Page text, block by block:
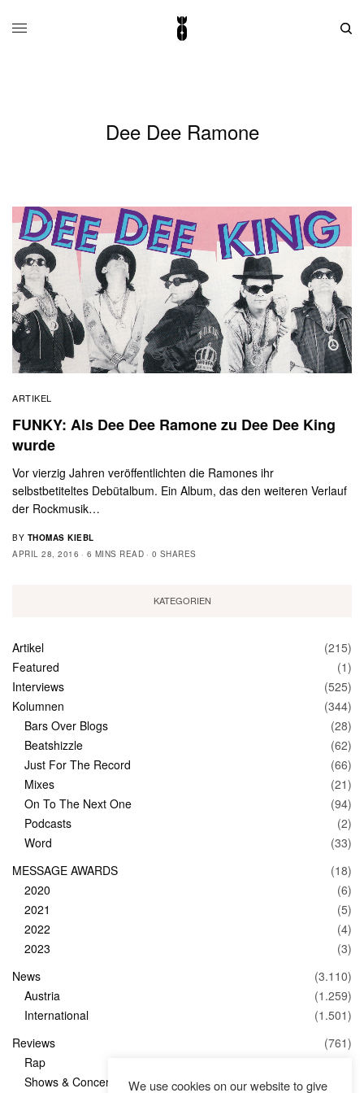
Dee Dee Ramone
ARTIKEL
FUNKY: Als Dee Dee Ramone zu Dee Dee King
wurde
Vor vierzig Jahren veröffentlichten die Ramones ihr
selbstbetiteltes Debütalbum. Ein Album, das den weiteren Verlauf
der Rockmusik…
BY THOMAS KIEBL
APRIL 28, 2016
6 MINS READ 0 SHARES
KATEGORIEN
Artikel
(215)
Featured
(1)
Interviews
(525)
Kolumnen
(344)
Bars Over Blogs
(28)
Beatshizzle
(62)
Just For The Record
(66)
Mixes
(21)
On To The Next One
(94)
Podcasts
(2)
Word
(33)
MESSAGE AWARDS
(18)
2020
(6)
2021
(5)
2022
(4)
2023
(3)
News
(3.110)
Austria
(1.259)
International
(1.501)
Reviews
(761)
Rap
Shows & Concerts
(347)
We use cookies on our website to give